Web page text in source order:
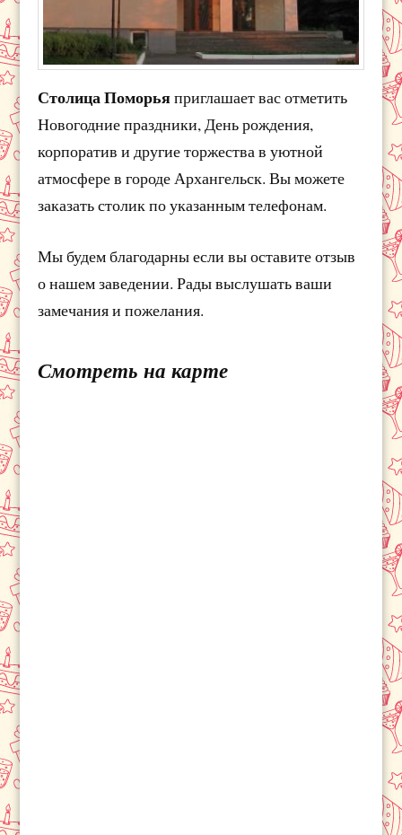
Столица Поморьяприглашает вас отметить
Новогодние праздники, День рождения,
корпоратив и другие торжества в уютной
атмосфере в городе Архангельск. Вы можете
заказать столик по указанным телефонам.
Мы будем благодарны если вы оставите отзыв
о нашем заведении. Рады выслушать ваши
замечания и пожелания.
Смотреть на карте